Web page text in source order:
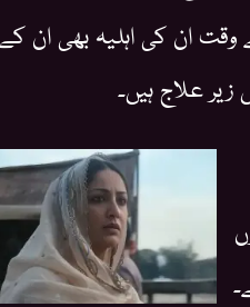
ان کی اہلیہ بھی ان کے
علاج ہیں۔